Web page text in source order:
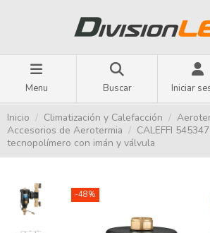
Menu Buscar Iniciar
Inicio Climatización y Calefacción
Accesorios de Aerotermia
CALEFFI
tecnopolímero con imán y válvula
-48%